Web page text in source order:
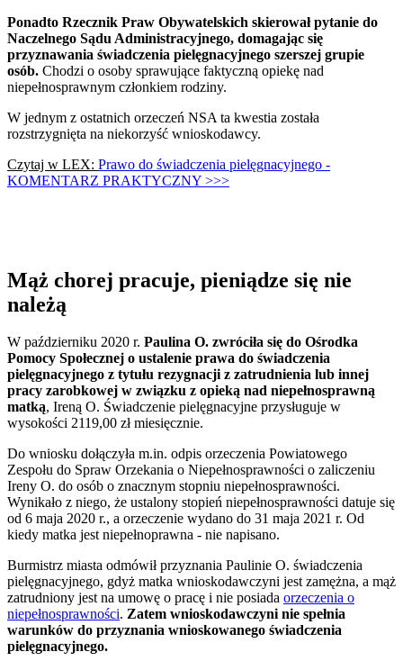
Ponadto Rzecznik Praw Obywatelskich skierował pytanie do
Naczelnego Sądu Administracyjnego, domagając się
przyznawania świadczenia pielęgnacyjnego szerszej grupie
osób. Chodzi o osoby sprawujące faktyczną opiekę nad
niepełnosprawnym członkiem rodziny.
W jednym z ostatnich orzeczeń NSA ta kwestia została
rozstrzygnięta na niekorzyść wnioskodawcy.
Czytaj w LEX: Prawo do świadczenia pielęgnacyjnego -
KOMENTARZ PRAKTYCZNY >>>
Mąż chorej pracuje, pieniądze się nie
należą
W październiku 2020 r. Paulina O. zwróciła się do Ośrodka
Pomocy Społecznej o ustalenie prawa do świadczenia
pielęgnacyjnego z tytułu rezygnacji z zatrudnienia lub innej
pracy zarobkowej w związku z opieką nad niepełnosprawną
matką, Ireną O. Świadczenie pielęgnacyjne przysługuje w
wysokości 2119,00 zł miesięcznie.
Do wniosku dołączyła m.in. odpis orzeczenia Powiatowego
Zespołu do Spraw Orzekania o Niepełnosprawności o zaliczeniu
Ireny O. do osób o znacznym stopniu niepełnosprawności.
Wynikało z niego, że ustalony stopień niepełnosprawności datuje się
od 6 maja 2020 r., a orzeczenie wydano do 31 maja 2021 r. Od
kiedy matka jest niepełnoprawna - nie napisano.
Burmistrz miasta odmówił przyznania Paulinie O. świadczenia
pielęgnacyjnego, gdyż matka wnioskodawczyni jest zamężna, a mąż
zatrudniony jest na umowę o pracę i nie posiada orzeczenia o
niepełnosprawności. Zatem wnioskodawczyni nie spełnia
warunków do przyznania wnioskowanego świadczenia
pielęgnacyjnego.